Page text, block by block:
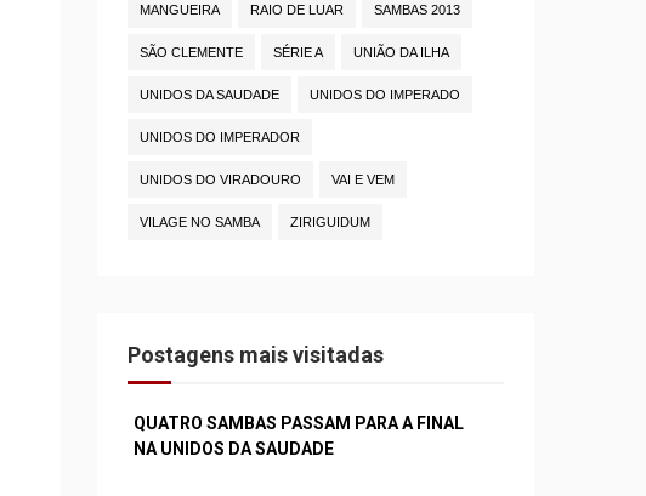
MANGUEIRA RAIO DE LUAR SAMBAS 2013
SÃO CLEMENTE SÉRIE A UNIÃO DA ILHA
UNIDOS DA SAUDADE UNIDOS DO IMPERADO
UNIDOS DO IMPERADOR
UNIDOS DO VIRADOURO VAI E VEM
VILAGE NO SAMBA ZIRIGUIDUM
Postagens mais visitadas
QUATRO SAMBAS PASSAM PARA A FINAL
NA UNIDOS DA SAUDADE